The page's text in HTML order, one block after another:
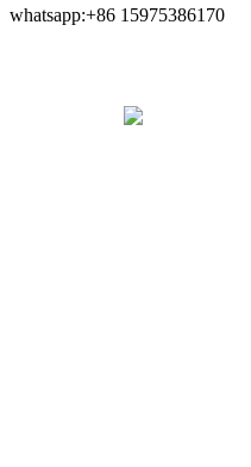
whatsapp:+86 15975386170